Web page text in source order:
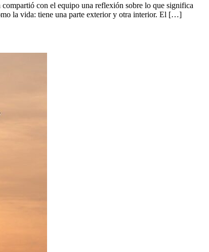
con el equipo una reflexión sobre lo que significa
la vida: tiene una parte exterior y otra interior. El […]